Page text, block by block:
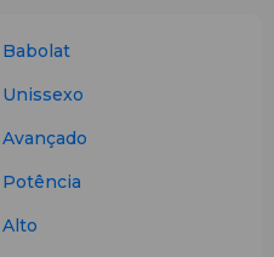
Babolat
Unissexo
Avançado
Potência
Alto